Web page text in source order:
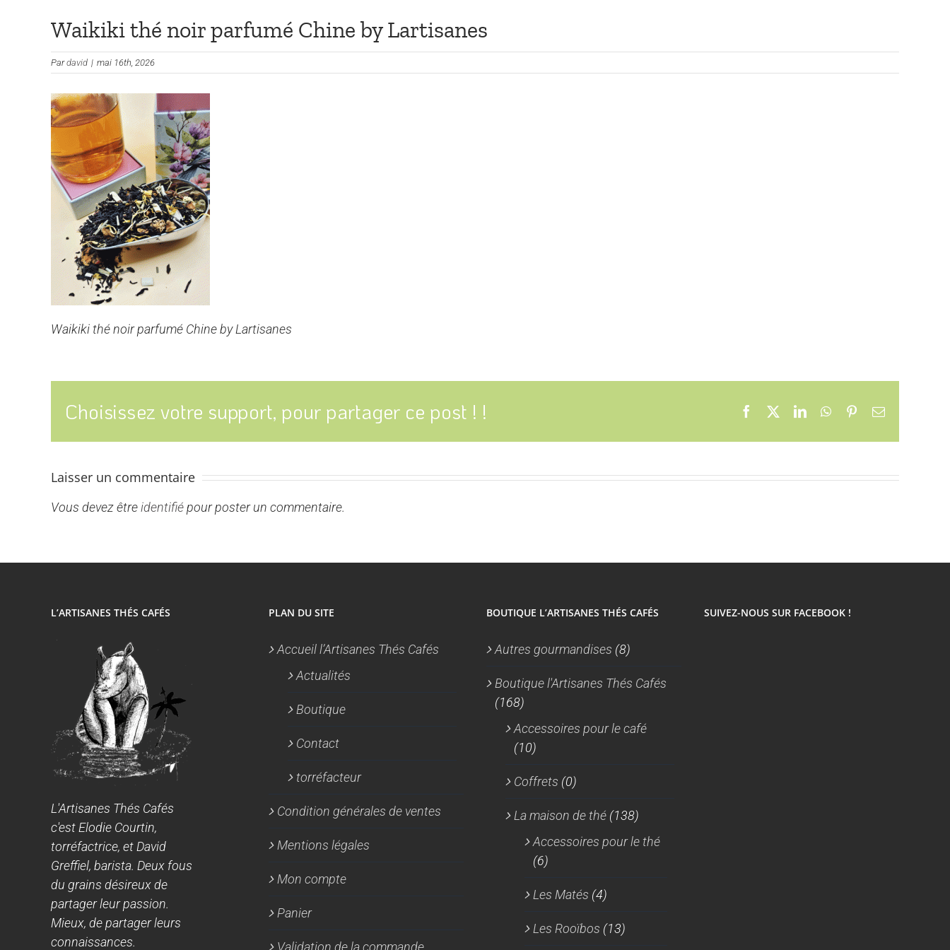
Waikiki thé noir parfumé Chine by Lartisanes
Pardavid | mai 16th, 2026
Waikiki thé noir parfumé Chine by Lartisanes
Choisissez votre support, pour partager ce post ! ! Facebook LinkedInWhatsApp
PinterestEmail
Laisser un commentaire
Vous devez êtreidentifiépour poster un commentaire.
L’ARTISANES THÉS CAFÉS
L'Artisanes Thés Cafés
c'est Elodie Courtin,
torréfactrice, et David
Greffiel, barista. Deux fous
du grains désireux de
partager leur passion.
Mieux, de partager leurs
connaissances.
PLAN DU SITE
Accueil l’Artisanes Thés Cafés
Actualités
Boutique
Contact
torréfacteur
Condition générales de ventes
Mentions légales
Mon compte
Panier
Validation de la commande
BOUTIQUE L’ARTISANES THÉS CAFÉS
Autres gourmandises (8)
Boutique l'Artisanes Thés Cafés
(168)
Accessoires pour le café
(10)
Coffrets (0)
La maison de thé (138)
Accessoires pour le thé
(6)
Les Matés (4)
Les Rooïbos (13)
SUIVEZ-NOUS SUR FACEBOOK !